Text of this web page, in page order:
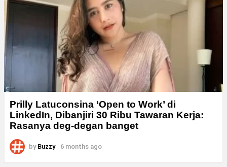
Prilly Latuconsina ‘Open to Work’ di
LinkedIn, Dibanjiri 30 Ribu Tawaran Kerja:
Rasanya deg-degan banget
by Buzzy 6 months ago